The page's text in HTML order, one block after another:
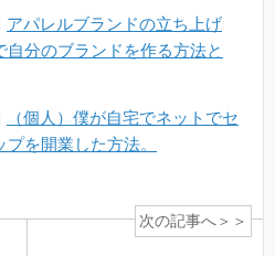
アパレルブランドの立ち上げ
自分のブランドを作る方法と
（個人）僕が自宅でネットでセ
プを開業した方法。
次の記事へ＞＞